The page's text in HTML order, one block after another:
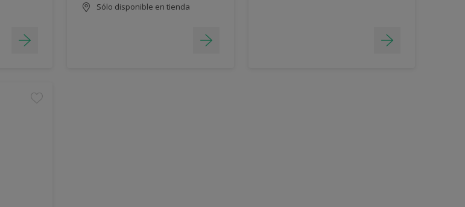
Sólo disponible en tienda